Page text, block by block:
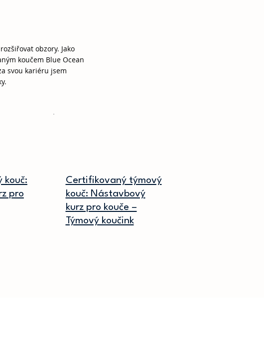
obzory. Jako
koučem Blue Ocean
svou kariéru jsem
kouč:
pro
Certifikovaný týmový
kouč: Nástavbový
kurz pro kouče –
Týmový koučink